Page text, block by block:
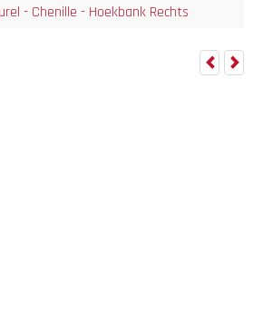
- Chenille - Hoekbank Rechts